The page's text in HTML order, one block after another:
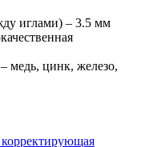
иглами) – 3.5 мм
медь, цинк, железо,